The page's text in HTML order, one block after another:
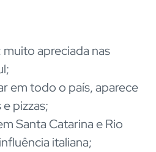
apreciada nas
em todo o país, aparece
pizzas;
Santa Catarina e Rio
italiana;